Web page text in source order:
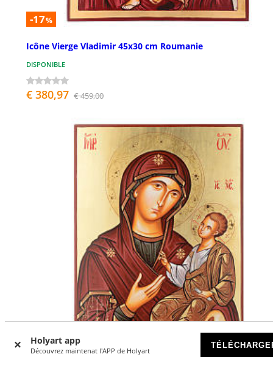
Holyart app
Découvrez maintenat l'APP de Holyart
-17%
Icône Vierge Vladimir 45x30 cm Roumanie
DISPONIBLE
€ 380,97 € 459,00